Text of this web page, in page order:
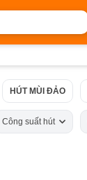
HÚT MÙI ĐẢO
Công suất hút